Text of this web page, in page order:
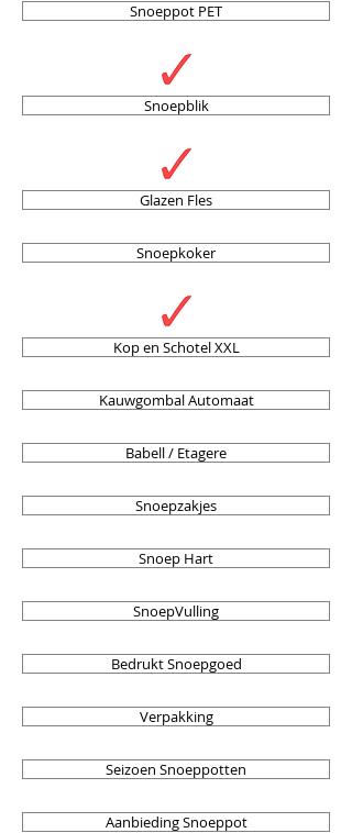
Kop en Schotel XXL
Kauwgombal Automaat
Babell / Etagere
Snoepzakjes
Snoep Hart
SnoepVulling
Bedrukt Snoepgoed
Verpakking
Seizoen Snoeppotten
Aanbieding Snoeppot
Glazen Fles
Snoepkoker
Snoepblik
Snoeppot PET